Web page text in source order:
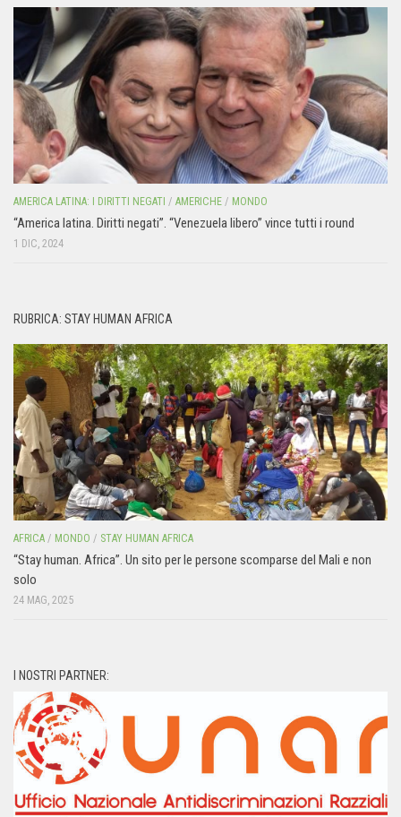
AMERICA LATINA: I DIRITTI NEGATI / AMERICHE / MONDO
“America latina. Diritti negati”. “Venezuela libero” vince tutti i round
1 DIC, 2024
RUBRICA: STAY HUMAN AFRICA
AFRICA / MONDO / STAY HUMAN AFRICA
“Stay human. Africa”. Un sito per le persone scomparse del Mali e non
solo
24 MAG, 2025
I NOSTRI PARTNER: